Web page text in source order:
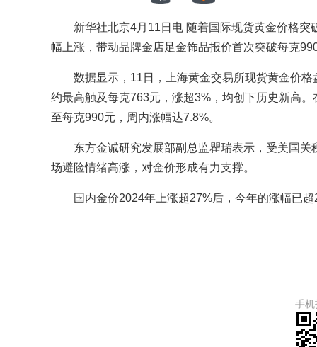
新华社北京4月11日电 随着国际现货黄金价格
幅上涨，带动品牌金店足金饰品报价首次突破每克
数据显示，11日，上海黄金交易所现货黄金价
约最高触及每克763元，涨超3%，均创下历史新高
至每克990元，周内涨幅达7.8%。
东方金诚研究发展部副总监瞿瑞表示，受美国
场避险情绪高涨，对金价形成有力支撑。
国内金价2024年上涨超27%后，今年的涨幅已
手